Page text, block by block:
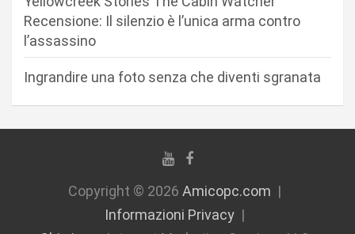
Recensione: Il silenzio è l’unica arma contro
l’assassino
Ingrandire una foto senza che diventi sgranata
Copyright © 2026 Amicopc.com
Informazioni Privacy